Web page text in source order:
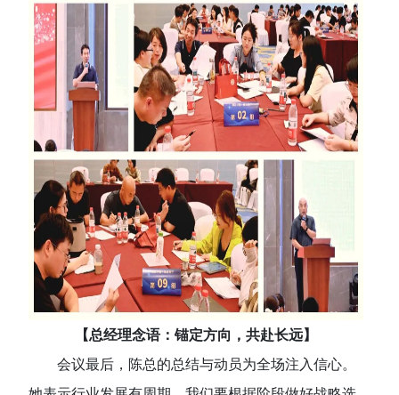
【总经理念语：锚定方向，共赴长远】
会议最后，陈总的总结与动员为全场注入信心。